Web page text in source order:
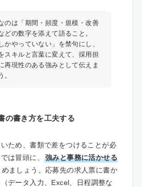
のは「期間・頻度・規模・改善
どの数字を添えて語ること。
かやっていない」を禁句にし、
スキルと言葉に変えて、採用担
再現性のある強みとして伝えま
。
の書き方を工夫する
ため、書類で差をつけることが必
は冒頭に、
強みと事務に活かせる
めましょう。応募先の求人票に書か
データ入力、Excel、日程調整な